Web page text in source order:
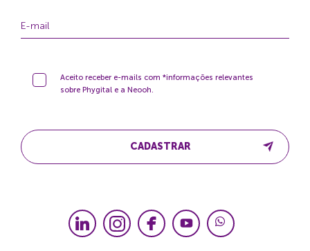
Aceito receber e-mails com *informações relevantes
sobre Phygital e a Neooh.
CADASTRAR